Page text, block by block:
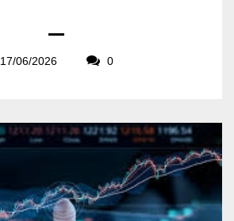
17/06/2026 0